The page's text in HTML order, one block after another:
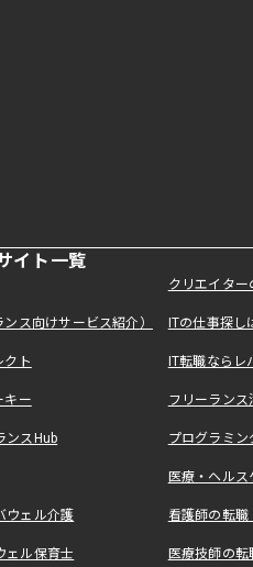
イト一覧
クリエイタ
ス向けサービス紹介） ITの仕事探
クト IT転職なら
キー フリーラン
ンスHub プログラミ
医療・ヘル
ウェル介護 看護師の転
ェル保育士 医療技師の